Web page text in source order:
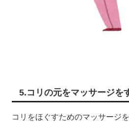
5.コリの元をマッサージを
コリをほぐすためのマッサージ